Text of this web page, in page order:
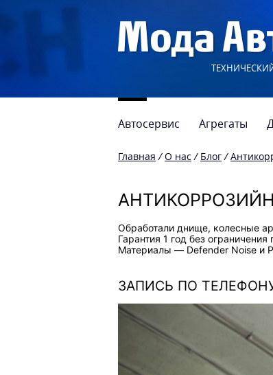
Автосервис Агрегаты
Главная / О нас / Блог /
Обработали днище, колесные
Гарантия 1 год без ограничения
Материалы — Defender Noise и
ЗАПИСЬ ПО